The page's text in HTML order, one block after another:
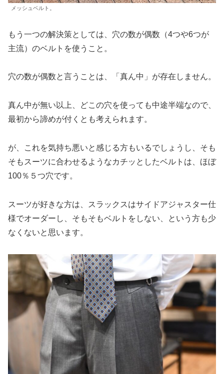
メッシュベルト。
もう一つの解決策としては、穴の数が偶数（4つや6つが
主流）のベルトを使うこと。
穴の数が偶数と言うことは、「真ん中」が存在しません。
真ん中が無い以上、どこの穴を使っても中途半端なので、
最初から諦めが付くとも考えられます。
が、これを気持ち悪いと感じる方もいるでしょうし、そも
そもスーツに合わせるようなカチッとしたベルトは、ほぼ
100％５つ穴です。
スーツが好きな方は、スラックスはサイドアジャスター仕
様でオーダーし、そもそもベルトをしない、という方も少
なくないと思います。